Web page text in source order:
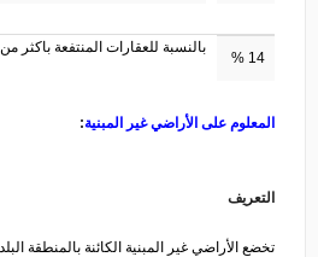
14 %
بالنسبة للعقارات المنتفعة
المعلوم على الأراضي غير المبنية:
التعريف
تخضع الأراضي غير المبنية الكائنة بالمنطقة